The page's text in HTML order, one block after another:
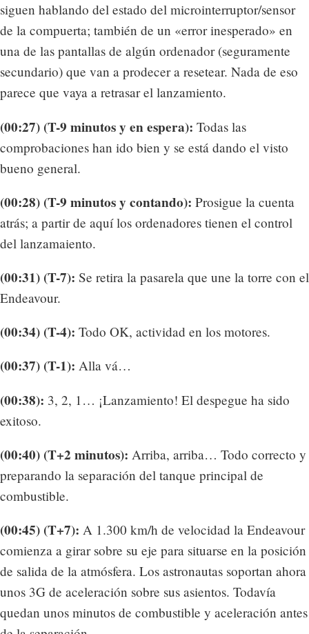
siguen hablando del estado del microinterruptor/sensor
de la compuerta; también de un «error inesperado» en
una de las pantallas de algún ordenador (seguramente
secundario) que van a prodecer a resetear. Nada de eso
parece que vaya a retrasar el lanzamiento.
(00:27) (T-9 minutos y en espera): Todas las
comprobaciones han ido bien y se está dando el visto
bueno general.
(00:28) (T-9 minutos y contando): Prosigue la cuenta
atrás; a partir de aquí los ordenadores tienen el control
del lanzamaiento.
(00:31) (T-7): Se retira la pasarela que une la torre con el
Endeavour.
(00:34) (T-4): Todo OK, actividad en los motores.
(00:37) (T-1): Alla vá…
(00:38): 3, 2, 1… ¡Lanzamiento! El despegue ha sido
exitoso.
(00:40) (T+2 minutos): Arriba, arriba… Todo correcto y
preparando la separación del tanque principal de
combustible.
(00:45) (T+7): A 1.300 km/h de velocidad la Endeavour
comienza a girar sobre su eje para situarse en la posición
de salida de la atmósfera. Los astronautas soportan ahora
unos 3G de aceleración sobre sus asientos. Todavía
quedan unos minutos de combustible y aceleración antes